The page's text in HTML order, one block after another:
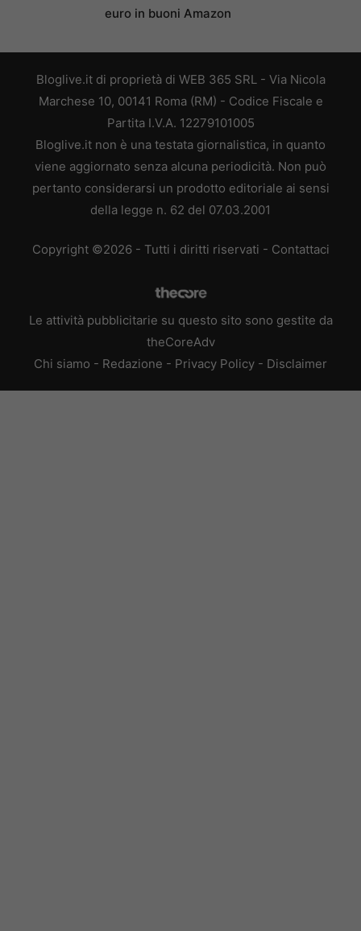
euro in buoni Amazon
Bloglive.it di proprietà di WEB 365 SRL - Via Nicola
Marchese 10, 00141 Roma (RM) - Codice Fiscale e
Partita I.V.A. 12279101005
Bloglive.it non è una testata giornalistica, in quanto
viene aggiornato senza alcuna periodicità. Non può
pertanto considerarsi un prodotto editoriale ai sensi
della legge n. 62 del 07.03.2001
Copyright ©2026 - Tutti i diritti riservati - Contattaci
Le attività pubblicitarie su questo sito sono gestite da
theCoreAdv
Chi siamo - Redazione - Privacy Policy - Disclaimer